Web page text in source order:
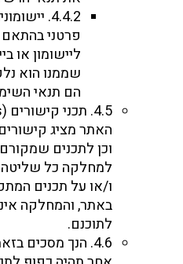
4.4.2.
פרטני
ליישומון או
שממנו הוא
הם תנאי
האתר מציג
וכן לתכנים
למחלקה כל שליטה
ו/או על תכנים
באתר, והמחלקה
לתוכנם.
4.6. הנך מסכים